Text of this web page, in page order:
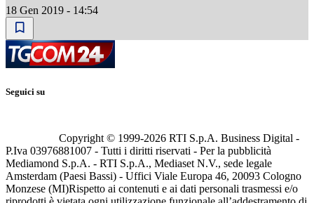
18 Gen 2019 - 14:54
Seguici su
Copyright © 1999-2026 RTI S.p.A. Business Digital -
P.Iva 03976881007 - Tutti i diritti riservati - Per la pubblicità
Mediamond S.p.A. - RTI S.p.A., Mediaset N.V., sede legale
Amsterdam (Paesi Bassi) - Uffici Viale Europa 46, 20093 Cologno
Monzese (MI)Rispetto ai contenuti e ai dati personali trasmessi e/o